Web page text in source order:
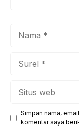
Simpan nama,
komentar saya